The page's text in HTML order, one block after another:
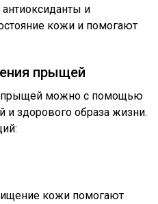
и
кожи и помогают
прыщей
прыщей можно с помощью
и здорового образа жизни.
кожи помогают